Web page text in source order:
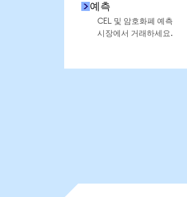
예측
CEL 및 암호화폐 예측
시장에서 거래하세요.